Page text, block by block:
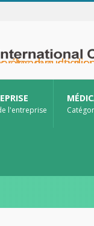
de solutions non médicamenteuses pour le soin des plaies et des muqueuses, notamment pour les ulcères buccaux,
l'entreprise